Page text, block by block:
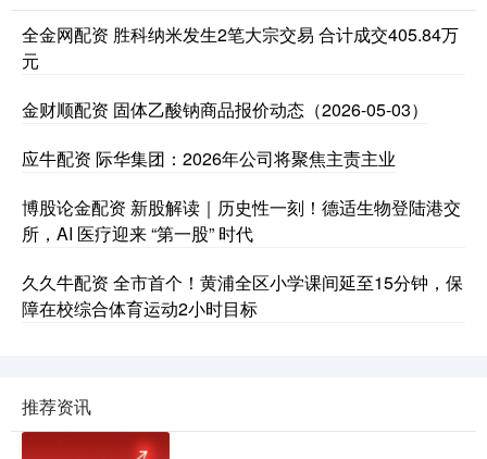
全金网配资 胜科纳米发生2笔大宗交易 合计成交405.84万
元
金财顺配资 固体乙酸钠商品报价动态（2026-05-03）
应牛配资 际华集团：2026年公司将聚焦主责主业
博股论金配资 新股解读｜历史性一刻！德适生物登陆港交
所，AI 医疗迎来 “第一股” 时代
久久牛配资 全市首个！黄浦全区小学课间延至15分钟，保
障在校综合体育运动2小时目标
推荐资讯